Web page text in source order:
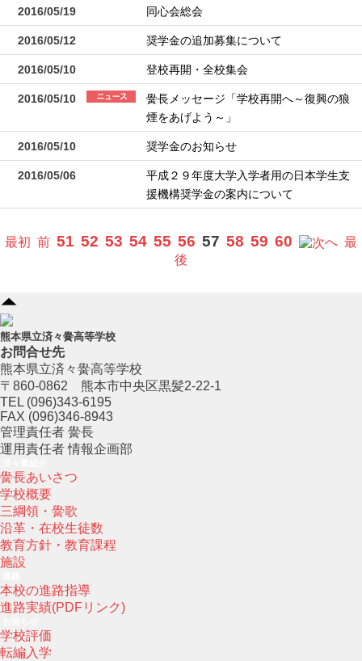
2016/05/19 同心会総会
2016/05/12 奨学金の追加募集について
2016/05/10 登校再開・全校集会
2016/05/10
黌長メッセージ「学校再開へ～復興の狼
煙をあげよう～」
2016/05/10 奨学金のお知らせ
2016/05/06
平成２９年度大学入学者用の日本学生支
援機構奨学金の案内について
最初 前 51 52 53 54 55 56 57 58 59 60 へ 最
後
熊本県立済々黌高等学校
お問合せ先
熊本県立済々黌高等学校
〒860-0862 熊本市中央区黒髪2-22-1
TEL (096)343-6195
FAX (096)346-8943
管理責任者 黌長
運用責任者 情報企画部
黌長あいさつ
学校概要
三綱領・黌歌
沿革・在校生徒数
教育方針・教育課程
施設
本校の進路指導
進路実績(PDFリンク)
学校評価
転編入学